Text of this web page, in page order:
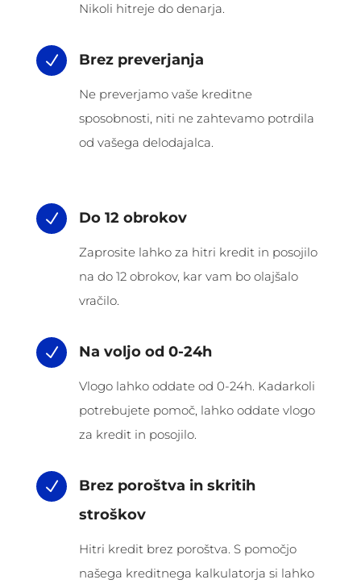
Nikoli hitreje do denarja.
N Brez preverjanja
Ne preverjamo vaše kreditne
sposobnosti, niti ne zahtevamo potrdila
od vašega delodajalca.
N Do 12 obrokov
Zaprosite lahko za hitri kredit in posojilo
na do 12 obrokov, kar vam bo olajšalo
vračilo.
N Na voljo od 0-24h
Vlogo lahko oddate od 0-24h. Kadarkoli
potrebujete pomoč, lahko oddate vlogo
za kredit in posojilo.
N
Brez poroštva in skritih
stroškov
Hitri kredit brez poroštva. S pomočjo
našega kreditnega kalkulatorja si lahko